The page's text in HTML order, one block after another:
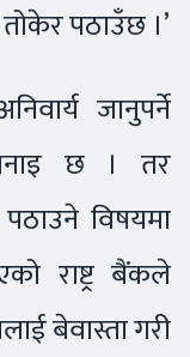
पठाउँछ ।’
जानुपर्ने
छ । तर
विषयमा
राष्ट्र बैंकले
बेवास्ता गरी